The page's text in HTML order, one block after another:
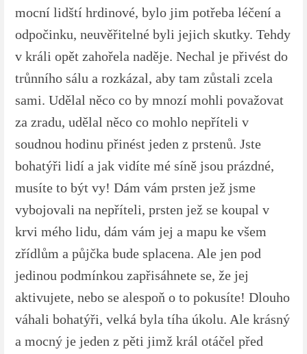
mocní lidští hrdinové, bylo jim potřeba léčení a
odpočinku, neuvěřitelné byli jejich skutky. Tehdy
v králi opět zahořela naděje. Nechal je přivést do
trůnního sálu a rozkázal, aby tam zůstali zcela
sami. Udělal něco co by mnozí mohli považovat
za zradu, udělal něco co mohlo nepříteli v
soudnou hodinu přinést jeden z prstenů. Jste
bohatýři lidí a jak vidíte mé síně jsou prázdné,
musíte to být vy! Dám vám prsten jež jsme
vybojovali na nepříteli, prsten jež se koupal v
krvi mého lidu, dám vám jej a mapu ke všem
zřídlům a půjčka bude splacena. Ale jen pod
jedinou podmínkou zapřisáhnete se, že jej
aktivujete, nebo se alespoň o to pokusíte! Dlouho
váhali bohatýři, velká byla tíha úkolu. Ale krásný
a mocný je jeden z pěti jimž král otáčel před